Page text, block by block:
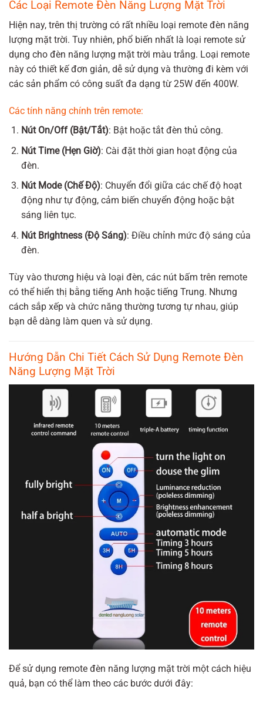
Các Loại Remote Đèn Năng Lượng Mặt Trời
Hiện nay, trên thị trường có rất nhiều loại remote đèn năng
lượng mặt trời. Tuy nhiên, phổ biến nhất là loại remote sử
dụng cho đèn năng lượng mặt trời màu trắng. Loại remote
này có thiết kế đơn giản, dễ sử dụng và thường đi kèm với
các sản phẩm có công suất đa dạng từ 25W đến 400W.
Các tính năng chính trên remote:
Nút On/Off (Bật/Tắt): Bật hoặc tắt đèn thủ công.
Nút Time (Hẹn Giờ): Cài đặt thời gian hoạt động của
đèn.
Nút Mode (Chế Độ): Chuyển đổi giữa các chế độ hoạt
động như tự động, cảm biến chuyển động hoặc bật
sáng liên tục.
Nút Brightness (Độ Sáng): Điều chỉnh mức độ sáng của
đèn.
Tùy vào thương hiệu và loại đèn, các nút bấm trên remote
có thể hiển thị bằng tiếng Anh hoặc tiếng Trung. Nhưng
cách sắp xếp và chức năng thường tương tự nhau, giúp
bạn dễ dàng làm quen và sử dụng.
Hướng Dẫn Chi Tiết Cách Sử Dụng Remote Đèn
Năng Lượng Mặt Trời
Để sử dụng remote đèn năng lượng mặt trời một cách hiệu
quả, bạn có thể làm theo các bước dưới đây: